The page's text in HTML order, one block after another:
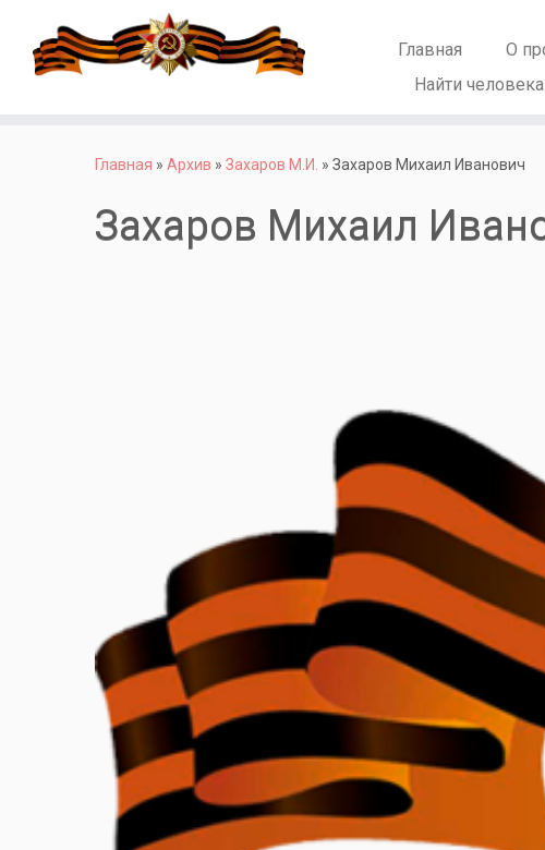
Главная О
Найти человека
Главная » Архив » Захаров М.И. » Захаров Михаил Иванович
Захаров Михаил